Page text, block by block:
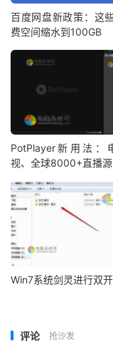
百度网盘新政策：这
费空间缩水到100GB
PotPlayer新用法：
视、全球8000+直播
Win7系统剑灵进行双
评论 抢沙发